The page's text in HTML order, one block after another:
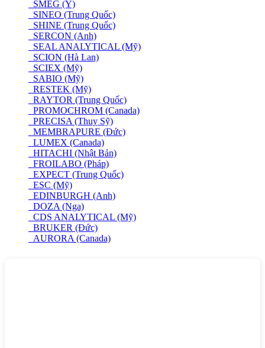
SMEG (Ý)
SINEO (Trung Quốc)
SHINE (Trung Quốc)
SERCON (Anh)
SEAL ANALYTICAL (Mỹ)
SCION (Hà Lan)
SCIEX (Mỹ)
SABIO (Mỹ)
RESTEK (Mỹ)
RAYTOR (Trung Quốc)
PROMOCHROM (Canada)
PRECISA (Thuỵ Sỹ)
MEMBRAPURE (Đức)
LUMEX (Canada)
HITACHI (Nhật Bản)
FROILABO (Pháp)
EXPECT (Trung Quốc)
ESC (Mỹ)
EDINBURGH (Anh)
DOZA (Nga)
CDS ANALYTICAL (Mỹ)
BRUKER (Đức)
AURORA (Canada)